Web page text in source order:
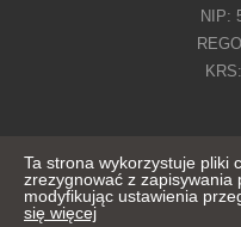
NIP:
©
Ta strona wykorzystuje pliki
zrezygnować z zapisywania
modyfikując ustawienia
się więcej